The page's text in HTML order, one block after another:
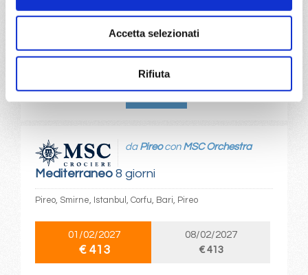
Accetta selezionati
Rifiuta
€ 733
€ 1.113
DETTAGLI
Mediterraneo8 giorni
da Pireocon MSC Orchestra
Pireo, Smirne, Istanbul, Corfu, Bari, Pireo
01/02/2027
€ 413
08/02/2027
€ 413